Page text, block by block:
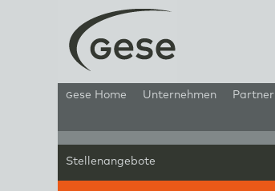
gese Home Unternehmen Partner
Stellenangebote